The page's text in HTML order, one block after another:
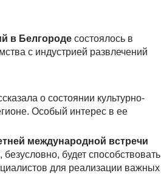
в Белгороде состоялось в
с индустрией развлечений
о состоянии культурно-
Особый интерес в ее
международной встречи
будет способствовать
для реализации важных